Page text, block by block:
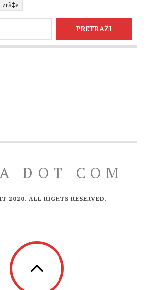
zrä‡e
DOT COM
2020. ALL RIGHTS RESERVED.